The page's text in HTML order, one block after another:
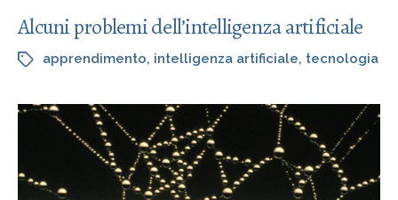
Alcuni problemi dell’intelligenza artificiale
apprendimento, intelligenza artificiale, tecnologia